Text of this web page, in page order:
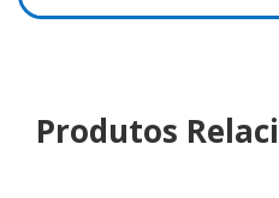
Produtos